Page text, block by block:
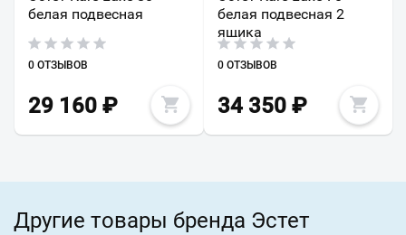
белая подвесная
0 ОТЗЫВОВ
29 160 ₽
белая подвесная 2
ящика
0 ОТЗЫВОВ
34 350₽
Другие товары бренда Эстет